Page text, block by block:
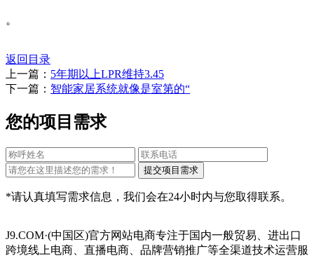
。
返回目录
上一篇： 5年期以上LPR维持3.45
下一篇： 智能家居系统就像是室第的“
您的项目需求
*请认真填写需求信息，我们会在24小时内与您取得联系。
J9.COM·(中国区)官方网站电商专注于国内一般贸易、进出口
跨境线上电商、直播电商、品牌营销推广等全渠道技术运营服